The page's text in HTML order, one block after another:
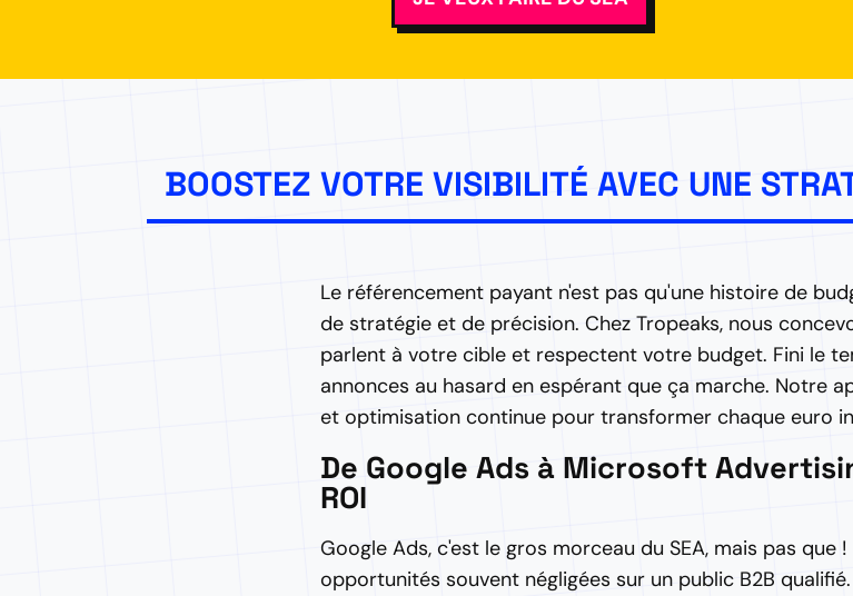
BOOSTEZ VOTRE VISIBILITÉ AVEC UNE
Le référencement payant n'est pas qu'une histoire de
de stratégie et de précision. Chez Tropeaks, nous
parlent à votre cible et respectent votre budget. Fini le
annonces au hasard en espérant que ça marche. Notre
et optimisation continue pour transformer chaque euro
De Google Ads à Microsoft
ROI
Google Ads, c'est le gros morceau du SEA, mais pas
opportunités souvent négligées sur un public B2B